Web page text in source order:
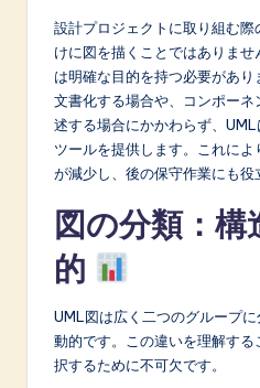
w
o
設計プロジェクトに取り組む
けに図を描くことではありま
は明確な目的を持つ必要があ
文書化する場合や、コンポー
述する場合にかかわらず、
ツールを提供します。これに
が減少し、後の保守作業にも役
図の分類：
的
UML図は広く二つのグループ
動的です。この違いを理解す
択するために不可欠です。